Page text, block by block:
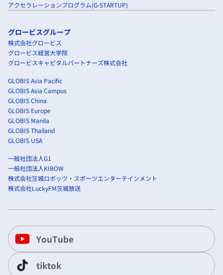
アクセラレーションプログラム(G-STARTUP)
グロービスグループ
株式会社グロービス
グロービス経営大学院
グロービスキャピタルパートナーズ株式会社
GLOBIS Asia Pacific
GLOBIS Asia Campus
GLOBIS China
GLOBIS Europe
GLOBIS Manila
GLOBIS Thailand
GLOBIS USA
一般社団法人G1
一般社団法人KIBOW
株式会社茨城ロボッツ・スポーツエンターテインメント
株式会社LuckyFM茨城放送
YouTube
tiktok